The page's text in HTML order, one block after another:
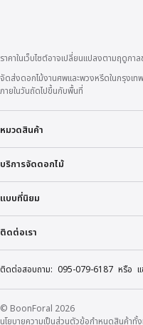
ราคาในเว็บไซต์อาจเปลี่ยนแปลงตามฤดู
จัดส่งดอกไม้งานศพและพวงหรีดในกรุงเ
ภายในวันถัดไปขึ้นกับพื้นที่
หมวดสินค้า
บริการจัดดอกไม้
แบบที่นิยม
ติดต่อเรา
ติดต่อสอบถาม: 095-079-6187 หรือ
© BoonForal 2026
นโยบายความเป็นส่วนตัวข้อกำหนดสินค้าทั้